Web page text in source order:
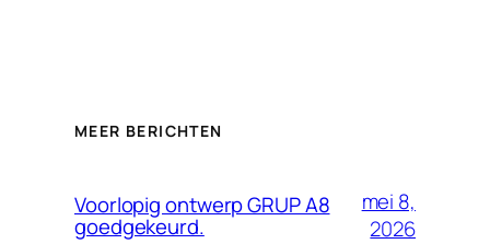
MEER BERICHTEN
Voorlopig ontwerp GRUP A8
goedgekeurd.
mei 8,
2026